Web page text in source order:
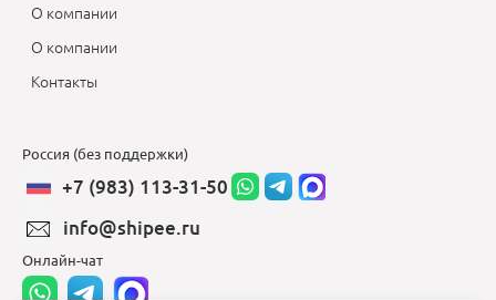
О компании
О компании
Контакты
Россия (без поддержки)
+7 (983) 113-31-50
info@shipee.ru
Онлайн-чат